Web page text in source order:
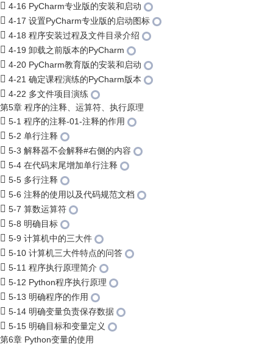
4-16 PyCharm专业版的安装和启动
4-17 设置PyCharm专业版的启动图标
4-18 程序安装过程及文件目录介绍
4-19 卸载之前版本的PyCharm
4-20 PyCharm教育版的安装和启动
4-21 确定课程演练的PyCharm版本
4-22 多文件项目演练
第5章 程序的注释、运算符、执行原理
5-1 程序的注释-01-注释的作用
5-2 单行注释
5-3 解释器不会解释#右侧的内容
5-4 在代码末尾增加单行注释
5-5 多行注释
5-6 注释的使用以及代码规范文档
5-7 算数运算符
5-8 明确目标
5-9 计算机中的三大件
5-10 计算机三大件特点的问答
5-11 程序执行原理简介
5-12 Python程序执行原理
5-13 明确程序的作用
5-14 明确变量负责保存数据
5-15 明确目标和变量定义
第6章 Python变量的使用